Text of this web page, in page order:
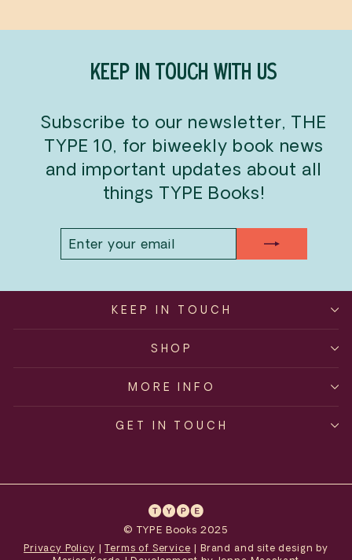
KEEP IN TOUCH WITH US
Subscribe to our newsletter, THE
TYPE 10, for biweekly book news
and important updates about all
things TYPE Books!
EMAIL
KEEP IN TOUCH
SHOP
MORE INFO
GET IN TOUCH
© TYPE Books 2025
Privacy Policy |Terms of Service | Brand and site design by